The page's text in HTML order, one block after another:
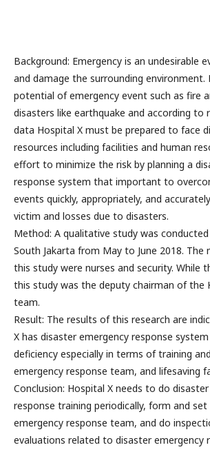
Background: Emergency is an undesirable
and damage the surrounding environment.
potential of emergency event such as fire
disasters like earthquake and according to
data Hospital X must be prepared to face
resources including facilities and human
effort to minimize the risk by planning a
response system that important to
events quickly, appropriately, and
victim and losses due to disasters.
Method: A qualitative study was
South Jakarta from May to June 2018. The
this study were nurses and security. While
this study was the deputy chairman of the
team.
Result: The results of this research are
X has disaster emergency response
deficiency especially in terms of training
emergency response team, and lifesaving
Conclusion: Hospital X needs to do
response training periodically, form and
emergency response team, and do
evaluations related to disaster emergency